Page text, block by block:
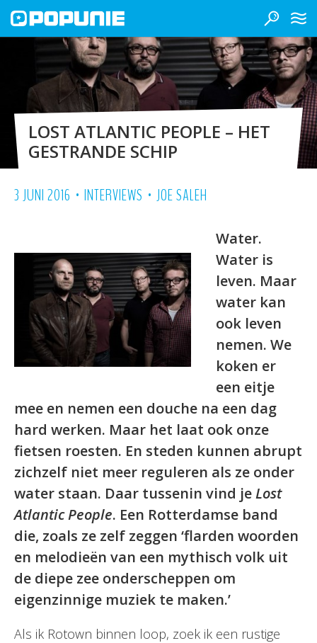
LOST ATLANTIC PEOPLE – HET
GESTRANDE SCHIP
3 JUNI 2016 • INTERVIEWS • JOE SALEH
Water.
Water is
leven. Maar
water kan
ook leven
nemen. We
koken er
een eitje
mee en nemen een douche na een dag
hard werken. Maar het laat ook onze
fietsen roesten. En steden kunnen abrupt
zichzelf niet meer reguleren als ze onder
water staan. Daar tussenin vind jeLost
Atlantic People. Een Rotterdamse band
die, zoals ze zelf zeggen ‘flarden woorden
en melodieën van een mythisch volk uit
de diepe zee onderscheppen om
eigenzinnige muziek te maken.’
Als ik Rotown binnen loop, zoek ik een rustige